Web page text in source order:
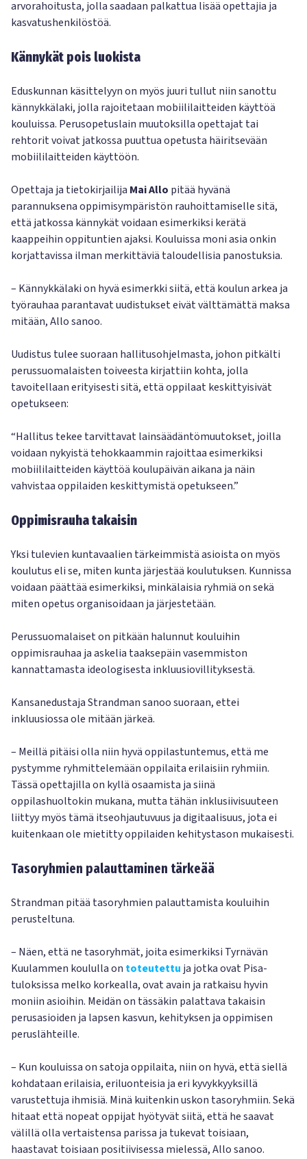
arvorahoitusta, jolla saadaan palkattua lisää opettajia ja
kasvatushenkilöstöä.
Kännykät pois luokista
Eduskunnan käsittelyyn on myös juuri tullut niin sanottu
kännykkälaki, jolla rajoitetaan mobiililaitteiden käyttöä
kouluissa. Perusopetuslain muutoksilla opettajat tai
rehtorit voivat jatkossa puuttua opetusta häiritsevään
mobiililaitteiden käyttöön.
Opettaja ja tietokirjailija Mai Allo pitää hyvänä
parannuksena oppimisympäristön rauhoittamiselle sitä,
että jatkossa kännykät voidaan esimerkiksi kerätä
kaappeihin oppituntien ajaksi. Kouluissa moni asia onkin
korjattavissa ilman merkittäviä taloudellisia panostuksia.
– Kännykkälaki on hyvä esimerkki siitä, että koulun arkea ja
työrauhaa parantavat uudistukset eivät välttämättä maksa
mitään, Allo sanoo.
Uudistus tulee suoraan hallitusohjelmasta, johon pitkälti
perussuomalaisten toiveesta kirjattiin kohta, jolla
tavoitellaan erityisesti sitä, että oppilaat keskittyisivät
opetukseen:
“Hallitus tekee tarvittavat lainsäädäntömuutokset, joilla
voidaan nykyistä tehokkaammin rajoittaa esimerkiksi
mobiililaitteiden käyttöä koulupäivän aikana ja näin
vahvistaa oppilaiden keskittymistä opetukseen.”
Oppimisrauha takaisin
Yksi tulevien kuntavaalien tärkeimmistä asioista on myös
koulutus eli se, miten kunta järjestää koulutuksen. Kunnissa
voidaan päättää esimerkiksi, minkälaisia ryhmiä on sekä
miten opetus organisoidaan ja järjestetään.
Perussuomalaiset on pitkään halunnut kouluihin
oppimisrauhaa ja askelia taaksepäin vasemmiston
kannattamasta ideologisesta inkluusiovillityksestä.
Kansanedustaja Strandman sanoo suoraan, ettei
inkluusiossa ole mitään järkeä.
– Meillä pitäisi olla niin hyvä oppilastuntemus, että me
pystymme ryhmittelemään oppilaita erilaisiin ryhmiin.
Tässä opettajilla on kyllä osaamista ja siinä
oppilashuoltokin mukana, mutta tähän inklusiivisuuteen
liittyy myös tämä itseohjautuvuus ja digitaalisuus, jota ei
kuitenkaan ole mietitty oppilaiden kehitystason mukaisesti.
Tasoryhmien palauttaminen tärkeää
Strandman pitää tasoryhmien palauttamista kouluihin
perusteltuna.
– Näen, että ne tasoryhmät, joita esimerkiksi Tyrnävän
Kuulammen koululla on toteutettu ja jotka ovat Pisa-
tuloksissa melko korkealla, ovat avain ja ratkaisu hyvin
moniin asioihin. Meidän on tässäkin palattava takaisin
perusasioiden ja lapsen kasvun, kehityksen ja oppimisen
peruslähteille.
– Kun kouluissa on satoja oppilaita, niin on hyvä, että siellä
kohdataan erilaisia, eriluonteisia ja eri kyvykkyyksillä
varustettuja ihmisiä. Minä kuitenkin uskon tasoryhmiin. Sekä
hitaat että nopeat oppijat hyötyvät siitä, että he saavat
välillä olla vertaistensa parissa ja tukevat toisiaan,
haastavat toisiaan positiivisessa mielessä, Allo sanoo.